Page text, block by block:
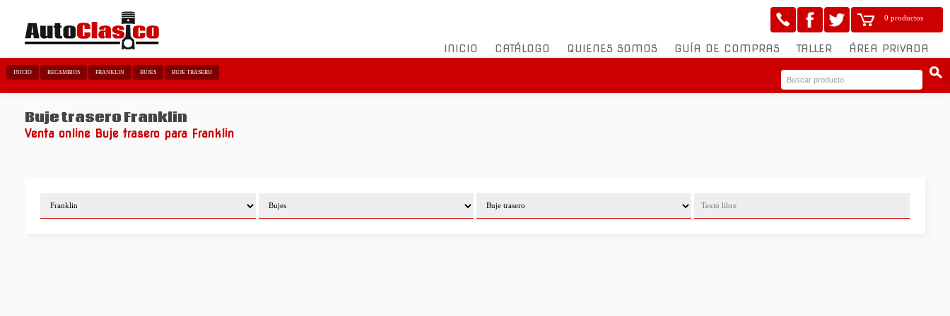
0 productos
INICIO CATÁLOGO QUIENES SOMOS GUÍA DE COMPRAS TALLER ÁREA PRIVADA
INICIO RECAMBIOS FRANKLIN BUJES BUJE TRASERO
Buje trasero Franklin
Venta online Buje trasero para Franklin